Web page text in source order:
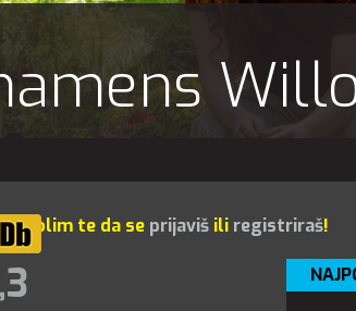
molim te da se prijaviš ili registriraš!